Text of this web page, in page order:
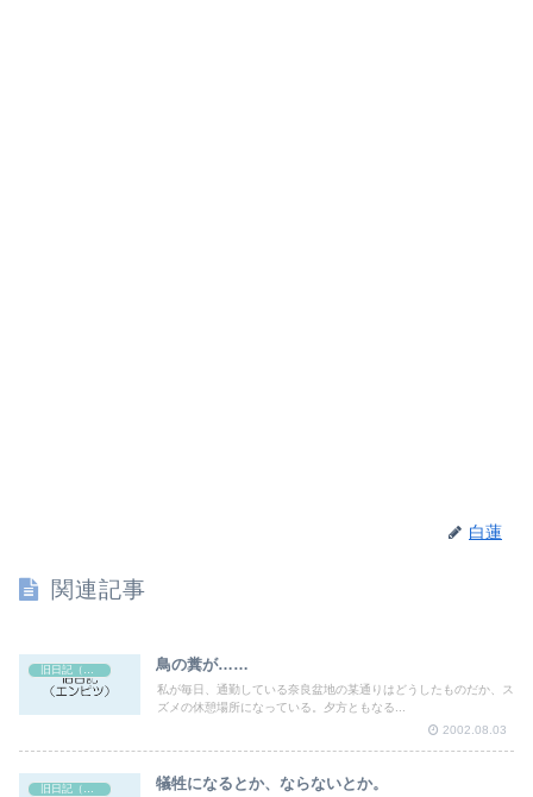
白蓮
関連記事
旧日記（エンピツ） 鳥の糞が……
私が毎日、通勤している奈良盆地の某通りはどうしたものだか、ス
ズメの休憩場所になっている。夕方ともなる...
2002.08.03
旧日記（エンピツ） 犠牲になるとか、ならないとか。